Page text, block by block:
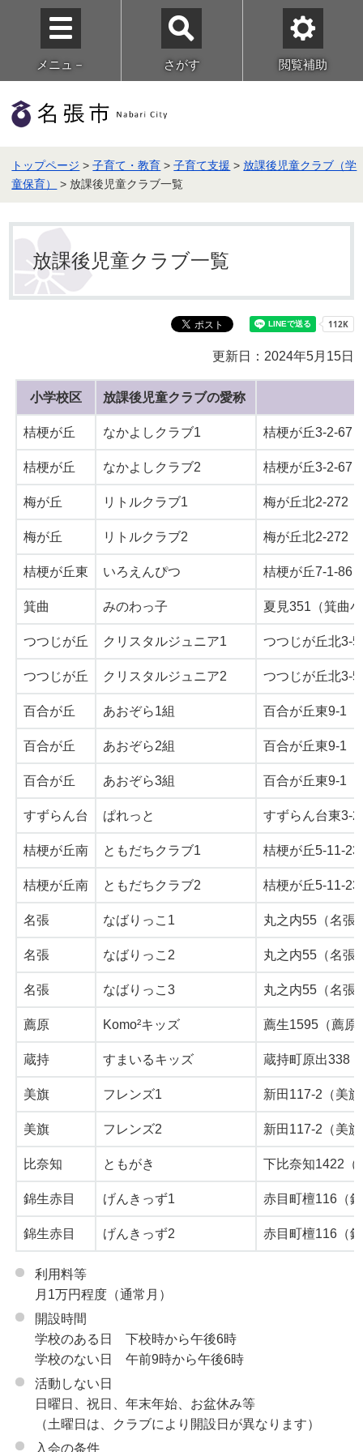
メニュ－ さがす 閲覧補助
トップページ >子育て・教育 >子育て支援 >放課後児童クラブ（学
童保育）
> 放課後児童クラブ一覧
放課後児童クラブ一覧
更新日：2024年5月15日
小学校区 放課後児童クラブの愛称
桔梗が丘 なかよしクラブ1 桔梗が丘3-2-67
桔梗が丘 なかよしクラブ2 桔梗が丘3-2-67
梅が丘 リトルクラブ1 梅が丘北2-272
梅が丘 リトルクラブ2 梅が丘北2-272
桔梗が丘東 いろえんぴつ 桔梗が丘7-1-86
箕曲 みのわっ子 夏見351（箕曲
つつじが丘 クリスタルジュニア1 つつじが丘北3-
つつじが丘 クリスタルジュニア2 つつじが丘北3-
百合が丘 あおぞら1組 百合が丘東9-1
百合が丘 あおぞら2組 百合が丘東9-1
百合が丘 あおぞら3組 百合が丘東9-1
すずらん台 ぱれっと すずらん台東3-
桔梗が丘南 ともだちクラブ1 桔梗が丘5-11-
桔梗が丘南 ともだちクラブ2 桔梗が丘5-11-
名張 なばりっこ1 丸之内55（名張
名張 なばりっこ2 丸之内55（名張
名張 なばりっこ3 丸之内55（名張
薦原 Komo²キッズ 薦生1595（薦原
蔵持 すまいるキッズ 蔵持町原出338
美旗 フレンズ1 新田117-2（美
美旗 フレンズ2 新田117-2（美
比奈知 ともがき 下比奈知1422（
錦生赤目 げんきっず1 赤目町檀116（
錦生赤目 げんきっず2 赤目町檀116（
利用料等
月1万円程度（通常月）
開設時間
学校のある日 下校時から午後6時
学校のない日 午前9時から午後6時
活動しない日
日曜日、祝日、年末年始、お盆休み等
（土曜日は、クラブにより開設日が異なります）
入会の条件